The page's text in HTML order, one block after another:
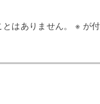
はありません。 ※ が